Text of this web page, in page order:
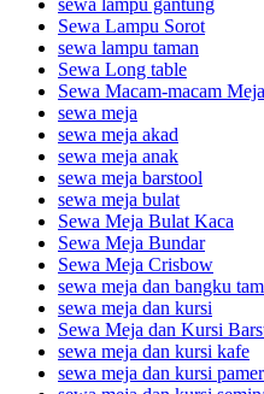
sewa lampu gantung
Sewa Lampu Sorot
sewa lampu taman
Sewa Long table
Sewa Macam-macam Meja
sewa meja
sewa meja akad
sewa meja anak
sewa meja barstool
sewa meja bulat
Sewa Meja Bulat Kaca
Sewa Meja Bundar
Sewa Meja Crisbow
sewa meja dan bangku
sewa meja dan kursi
Sewa Meja dan Kursi
sewa meja dan kursi kafe
sewa meja dan kursi